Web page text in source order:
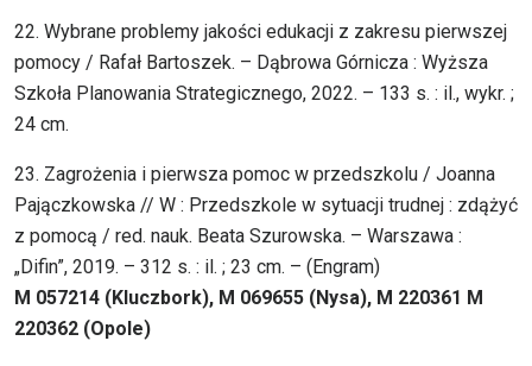
22. Wybrane problemy jakości edukacji z zakresu pierwszej
pomocy / Rafał Bartoszek. – Dąbrowa Górnicza : Wyższa
Szkoła Planowania Strategicznego, 2022. – 133 s. : il., wykr. ;
24 cm.
23. Zagrożenia i pierwsza pomoc w przedszkolu / Joanna
Pajączkowska // W : Przedszkole w sytuacji trudnej : zdążyć
z pomocą / red. nauk. Beata Szurowska. – Warszawa :
„Difin”, 2019. – 312 s. : il. ; 23 cm. – (Engram)
M 057214 (Kluczbork), M 069655 (Nysa), M 220361 M
220362 (Opole)